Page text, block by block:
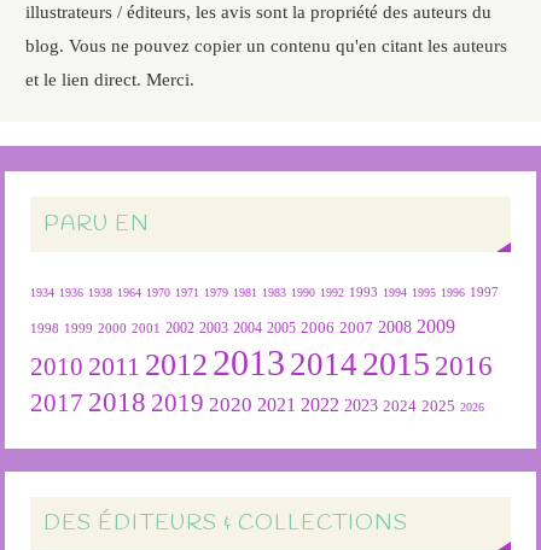
illustrateurs / éditeurs, les avis sont la propriété des auteurs du
blog. Vous ne pouvez copier un contenu qu'en citant les auteurs
et le lien direct. Merci.
PARU EN
1934 1936 1938 1964 1970 1971 1979 1981 1983 1990 1992 1993 1994 1995 1996 1997
1998 1999 2000 2001 2002 2003 2004 2005 2006 2007 2008 2009
2010 2011 2012 2013 2014 2015 2016
2017 2018 2019 2020 2021 2022 2023 2024 2025 2026
DES ÉDITEURS & COLLECTIONS